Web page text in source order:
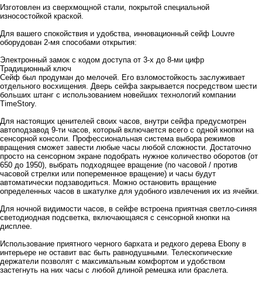
Изготовлен из сверхмощной стали, покрытой специальной
износостойкой краской.
Для вашего спокойствия и удобства, инновационный сейф Louvre
оборудован 2-мя способами открытия:
Электронный замок с кодом доступа от 3-х до 8-ми цифр
Традиционный ключ
Сейф был продуман до мелочей. Его взломостойкость заслуживает
отдельного восхищения. Дверь сейфа закрывается посредством шести
больших штанг с использованием новейших технологий компании
TimeStory.
Для настоящих ценителей своих часов, внутри сейфа предусмотрен
автоподзавод 9-ти часов, который включается всего с одной кнопки на
сенсорной консоли. Профессиональная система выбора режимов
вращения сможет завести любые часы любой сложности. Достаточно
просто на сенсорном экране подобрать нужное количество оборотов (от
650 до 1950), выбрать подходящее вращение (по часовой / против
часовой стрелки или попеременное вращение) и часы будут
автоматически подзаводиться. Можно остановить вращение
определенных часов в шкатулке для удобного извлечения их из ячейки.
Для ночной видимости часов, в сейфе встроена приятная светло-синяя
светодиодная подсветка, включающаяся с сенсорной кнопки на
дисплее.
Использование приятного черного бархата и редкого дерева Ebony в
интерьере не оставит вас быть равнодушными. Телескопические
держатели позволят с максимальным комфортом и удобством
застегнуть на них часы с любой длиной ремешка или браслета.